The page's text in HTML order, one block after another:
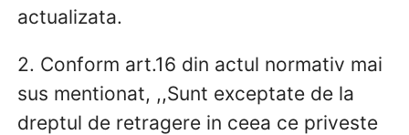
actualizata.
2. Conform art.16 din actul normativ mai
sus mentionat, ,,Sunt exceptate de la
dreptul de retragere in ceea ce priveste